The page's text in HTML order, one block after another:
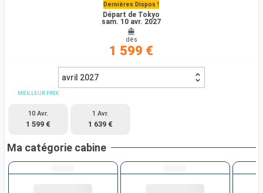
Dernières Dispos !
Départ de Tokyo
sam. 10 avr. 2027
dès
1 599 €
avril 2027
MEILLEUR PRIX
10 Avr.
1 599 €
1 Avr.
1 639 €
Ma catégorie cabine
Compagnies
Rechercher